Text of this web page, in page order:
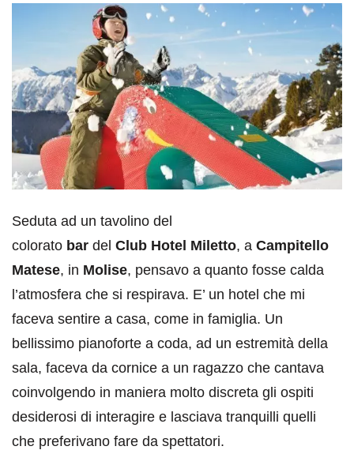
Seduta ad un tavolino del
colorato bar del Club Hotel Miletto, a Campitello
Matese, in Molise, pensavo a quanto fosse calda
l’atmosfera che si respirava. E’ un hotel che mi
faceva sentire a casa, come in famiglia. Un
bellissimo pianoforte a coda, ad un estremità della
sala, faceva da cornice a un ragazzo che cantava
coinvolgendo in maniera molto discreta gli ospiti
desiderosi di interagire e lasciava tranquilli quelli
che preferivano fare da spettatori.